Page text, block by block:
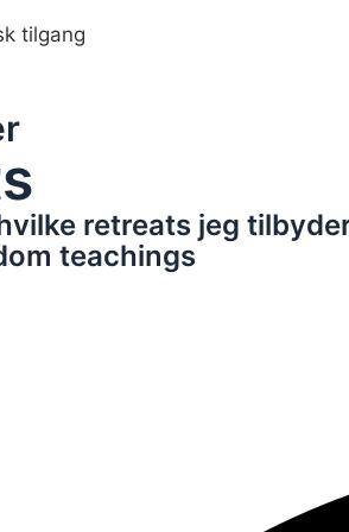
tilgang
retreats jeg
teachings